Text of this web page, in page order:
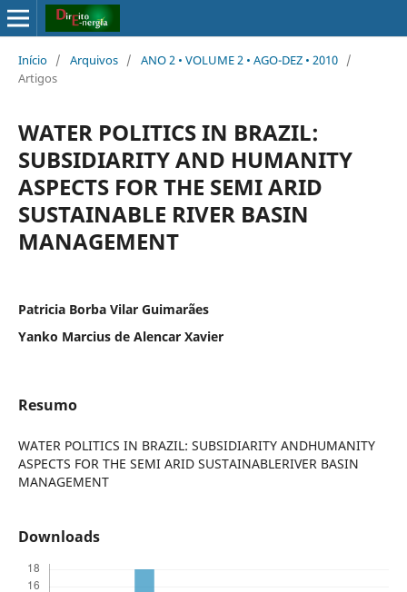
Início / Arquivos / ANO 2 • VOLUME 2 • AGO-DEZ • 2010 /
Artigos
WATER POLITICS IN BRAZIL:
SUBSIDIARITY AND HUMANITY
ASPECTS FOR THE SEMI ARID
SUSTAINABLE RIVER BASIN
MANAGEMENT
Patricia Borba Vilar Guimarães
Yanko Marcius de Alencar Xavier
Resumo
WATER POLITICS IN BRAZIL: SUBSIDIARITY ANDHUMANITY
ASPECTS FOR THE SEMI ARID SUSTAINABLERIVER BASIN
MANAGEMENT
Downloads